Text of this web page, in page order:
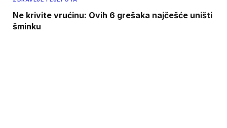
Ne krivite vrućinu: Ovih 6 grešaka najčešće uništi
šminku